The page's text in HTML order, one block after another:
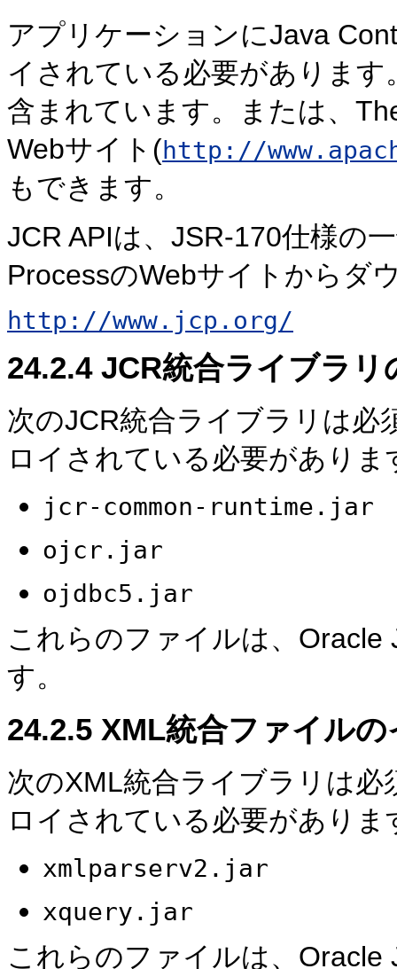
アプリケーションにJava
イされている必要があります
含まれています。または、
Webサイト(http://
もできます。
JCR APIは、JSR-170仕様の
ProcessのWebサイトからダ
http://www.jcp.org/
24.2.4 JCR統合ライブラリ
次のJCR統合ライブラリは
ロイされている必要がありま
jcr-common-runtime.jar
ojcr.jar
ojdbc5.jar
これらのファイルは、
す。
24.2.5 XML統合ファイル
次のXML統合ライブラリは
ロイされている必要がありま
xmlparserv2.jar
xquery.jar
これらのファイルは、